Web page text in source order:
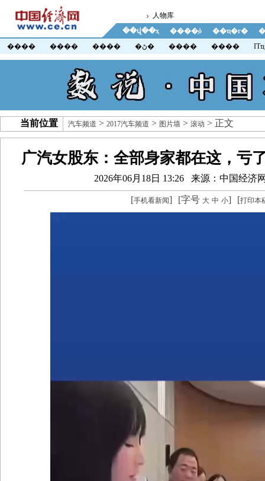
人物库
��վ��ҳ
����֤ȯ ��ҵ�г�
����
���� ���� �ڻ� ���� ���� ITҵ
当前位置 汽车频道 > 2017汽车频道 > 图片墙 > 滚动 > 正文
广汽女股东：全部身家都在这，亏
2026年06月18日 13:26 来源：中国经济
[手机看新闻] [字号 大 中 小] [打印本